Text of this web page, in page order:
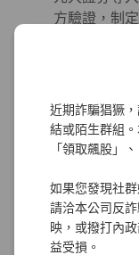
近期詐騙猖獗
結或陌生群組
「領取飆股」
如果您發現社
請洽本公司反
映，或撥打內
益受損。
方驗證，制
與管理機制
《聯合國世
購指南」，
向出發，將
綠色採購
元大證券長
款」規範採
之星、節水
之產品。並